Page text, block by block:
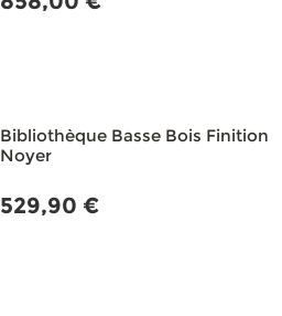
Bibliothèque Basse Bois Finition
Noyer
529,90 €